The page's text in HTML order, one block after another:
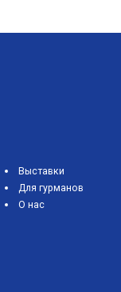
Выставки
Для гурманов
О нас